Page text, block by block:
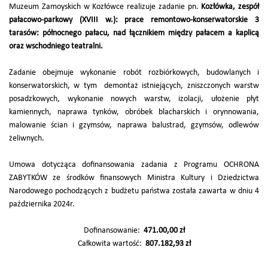
Muzeum Zamoyskich w Kozłówce realizuje zadanie pn. Kozłówka, zespół
pałacowo-parkowy (XVIII w.): prace remontowo-konserwatorskie 3
tarasów: północnego pałacu, nad łącznikiem między pałacem a kaplicą
oraz wschodniego teatralni.
Zadanie obejmuje wykonanie robót rozbiórkowych, budowlanych i
konserwatorskich, w tym demontaż istniejących, zniszczonych warstw
posadzkowych, wykonanie nowych warstw, izolacji, ułożenie płyt
kamiennych, naprawa tynków, obróbek blacharskich i orynnowania,
malowanie ścian i gzymsów, naprawa balustrad, gzymsów, odlewów
żeliwnych.
Umowa dotycząca dofinansowania zadania z Programu OCHRONA
ZABYTKÓW ze środków finansowych Ministra Kultury i Dziedzictwa
Narodowego pochodzących z budżetu państwa została zawarta w dniu 4
października 2024r.
Dofinansowanie: 471.00,00 zł
Całkowita wartość: 807.182,93 zł